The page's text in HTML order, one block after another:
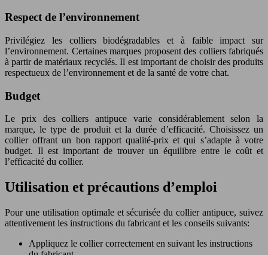
Respect de l’environnement
Privilégiez les colliers biodégradables et à faible impact sur
l’environnement. Certaines marques proposent des colliers fabriqués
à partir de matériaux recyclés. Il est important de choisir des produits
respectueux de l’environnement et de la santé de votre chat.
Budget
Le prix des colliers antipuce varie considérablement selon la
marque, le type de produit et la durée d’efficacité. Choisissez un
collier offrant un bon rapport qualité-prix et qui s’adapte à votre
budget. Il est important de trouver un équilibre entre le coût et
l’efficacité du collier.
Utilisation et précautions d’emploi
Pour une utilisation optimale et sécurisée du collier antipuce, suivez
attentivement les instructions du fabricant et les conseils suivants:
Appliquez le collier correctement en suivant les instructions